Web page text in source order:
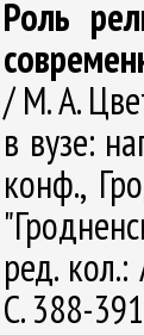
Роль
/ М. А.
в вузе:
конф.,
ред.
С. 388-